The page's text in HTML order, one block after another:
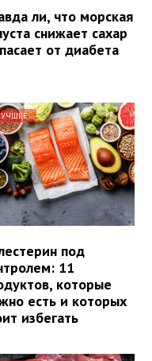
ли, что морская
снижает сахар
от диабета
под
11
которые
есть и которых
избегать